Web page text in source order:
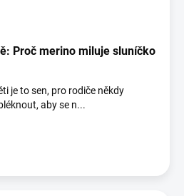
Proč merino miluje sluníčko
je to sen, pro rodiče někdy
aby se n...